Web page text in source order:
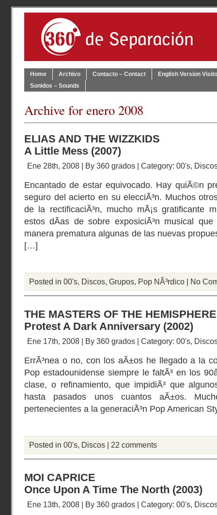
Home Archivo Contacto – Contact
English Version
Sonidos – Sounds
Archive for enero 2008
ELIAS AND THE WIZZKIDS
A Little Mess (2007)
Ene 28th, 2008 | By 360 grados | Category: 00's,
Encantado de estar equivocado. Hay quiÃ©n
seguro del acierto en su elecciÃ³n. Muchos
de la rectificaciÃ³n, mucho mÃ¡s gratificante
estos dÃ­as de sobre exposiciÃ³n musical
manera prematura algunas de las nuevas
[…]
Posted in 00's, Discos, Grupos, Pop NÃ³rdico | No
THE MASTERS OF THE HEMISPHERE
Protest A Dark Anniversary (2002)
Ene 17th, 2008 | By 360 grados | Category: 00's,
ErrÃ³nea o no, con los aÃ±os he llegado a la
Pop estadounidense siempre le faltÃ³ en los
clase, o refinamiento, que impidiÃ³ que
hasta pasados unos cuantos aÃ±os.
pertenecientes a la generaciÃ³n Pop American
Posted in 00's, Discos | 22 comments
MOI CAPRICE
Once Upon A Time The North (2003)
Ene 13th, 2008 | By 360 grados | Category: 00's,